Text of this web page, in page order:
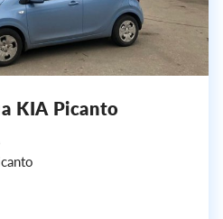
KIA Picanto